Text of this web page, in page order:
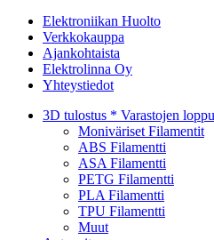
Elektroniikan Huolto
Verkkokauppa
Ajankohtaista
Elektrolinna Oy
Yhteystiedot
3D tulostus * Varastojen
Moniväriset Filamentit
ABS Filamentti
ASA Filamentti
PETG Filamentti
PLA Filamentti
TPU Filamentti
Muut